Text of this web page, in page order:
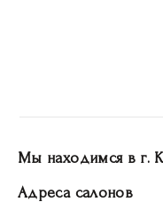
Мы находимся в г.
Адреса салонов